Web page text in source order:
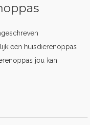
een huisdierenoppas
jou kan